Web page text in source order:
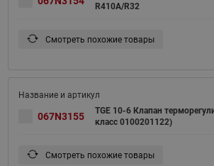
R410A/R32
Смотреть похожие товары
067N3155
TGE 10-6 Клапан
класс 0100201122)
Смотреть похожие товары